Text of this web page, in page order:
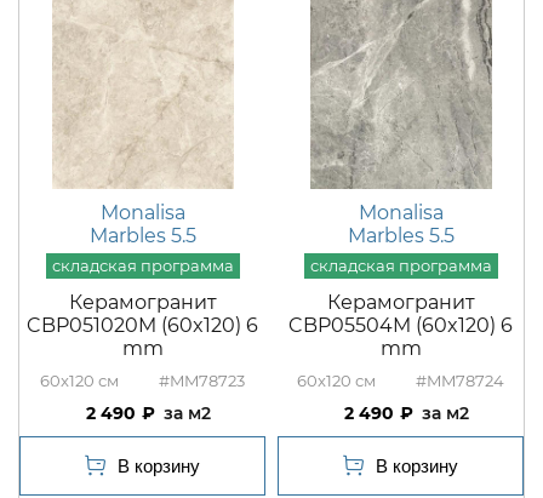
Monalisa
Marbles 5.5
Керамогранит
CBP051020M (60x120) 6
mm
60x120 #MM78723
2 490 м2
Monalisa
Marbles 5.5
Керамогранит
CBP05504M (60x120) 6
mm
60x120 #MM78724
2 490 м2